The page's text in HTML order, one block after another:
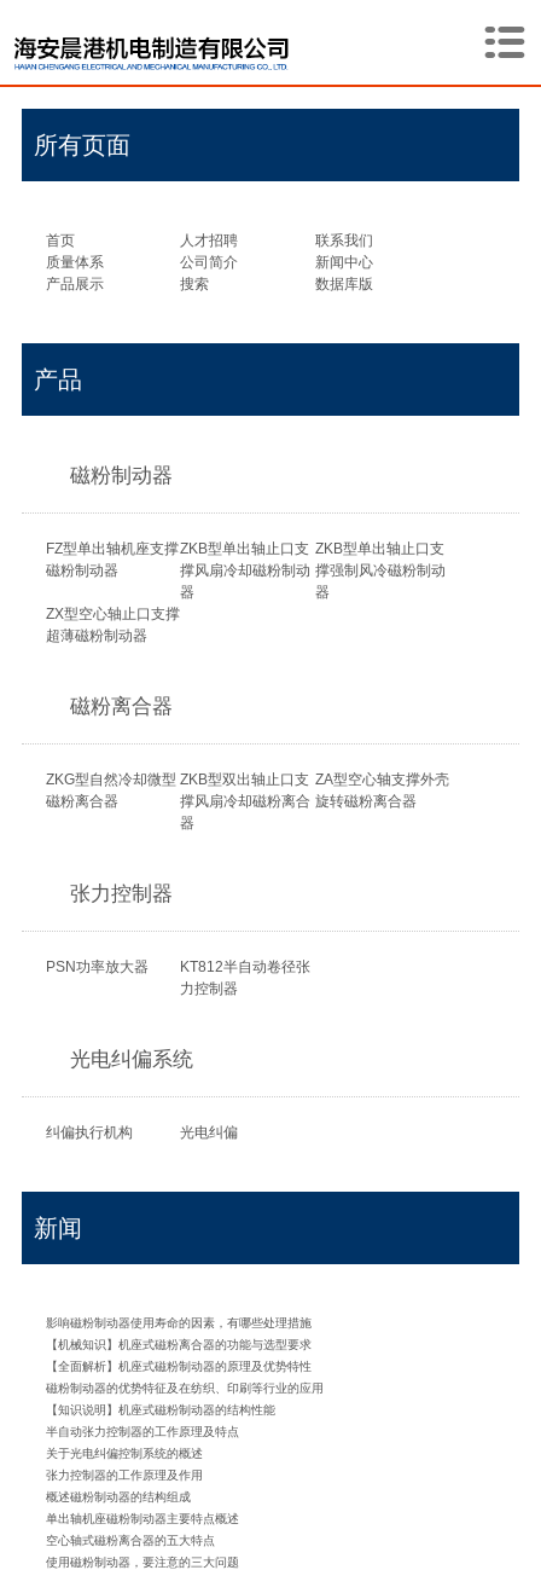
所有页面
首页 人才招聘
联系我们
质量体系
公司简介
新闻中心
产品展示
搜索 数据库版
产品
磁粉制动器
FZ型单出轴机座支撑
磁粉制动器
ZKB型单出轴止口支
撑风扇冷却磁粉制动
器
ZKB型单出轴止口支
撑强制风冷磁粉制动
器
ZX型空心轴止口支撑
超薄磁粉制动器
磁粉离合器
ZKG型自然冷却微型
磁粉离合器
ZKB型双出轴止口支
撑风扇冷却磁粉离合
器
ZA型空心轴支撑外壳
旋转磁粉离合器
张力控制器
PSN功率放大器
KT812半自动卷径张
力控制器
光电纠偏系统
纠偏执行机构 光电纠偏
新闻
影响磁粉制动器使用寿命的因素​，有哪些处理措施​
【机械知识】机座式磁粉离合器的功能与选型要求
【全面解析】机座式磁粉制动器的原理及优势特性
磁粉制动器的优势特征及在纺织、印刷等行业的应用
【知识说明】机座式磁粉制动器的结构性能
半自动张力控制器的工作原理及特点
关于光电纠偏控制系统的概述
张力控制器的工作原理及作用
概述磁粉制动器的结构组成
单出轴机座磁粉制动器主要特点概述
空心轴式磁粉离合器的五大特点
使用磁粉制动器，要注意的三大问题